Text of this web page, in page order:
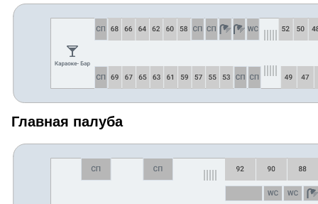
Главная палуба